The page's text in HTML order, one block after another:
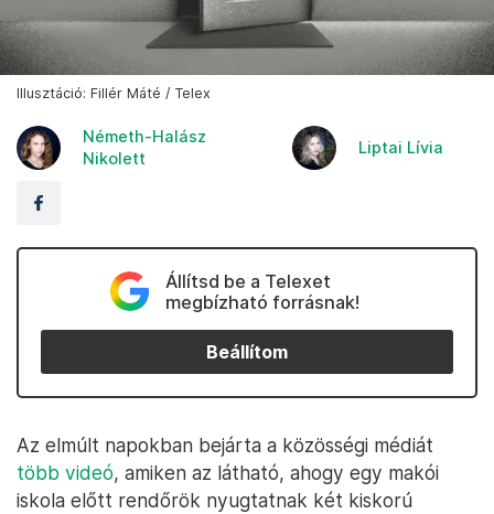
Illusztáció: Fillér Máté / Telex
Németh-Halász
Nikolett
Liptai Lívia
Állítsd be a Telexet
megbízható forrásnak!
Beállítom
Az elmúlt napokban bejárta a közösségi médiát
több videó, amiken az látható, ahogy egy makói
iskola előtt rendőrök nyugtatnak két kiskorú